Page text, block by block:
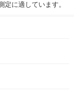
に適しています。